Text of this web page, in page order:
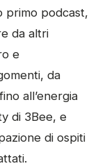
primo podcast,
da altri
e
da
all’energia
di 3Bee, e
di ospiti